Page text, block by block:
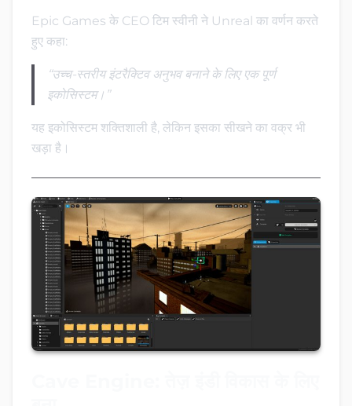
Epic Games के CEO टिम स्वीनी ने Unreal का वर्णन करते
हुए कहा:
“उच्च-स्तरीय इंटरैक्टिव अनुभव बनाने के लिए एक पूर्ण
इकोसिस्टम।”
यह इकोसिस्टम शक्तिशाली है, लेकिन इसका सीखने का वक्र भी
खड़ा है।